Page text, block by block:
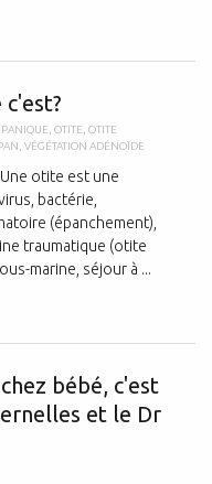
OTITE OTITE
VÉGÉTATION ADÉNOÏDE
Une otite est une
bactérie,
(épanchement),
traumatique (otite
marine, séjour à ...
bébé, c'est
et le Dr